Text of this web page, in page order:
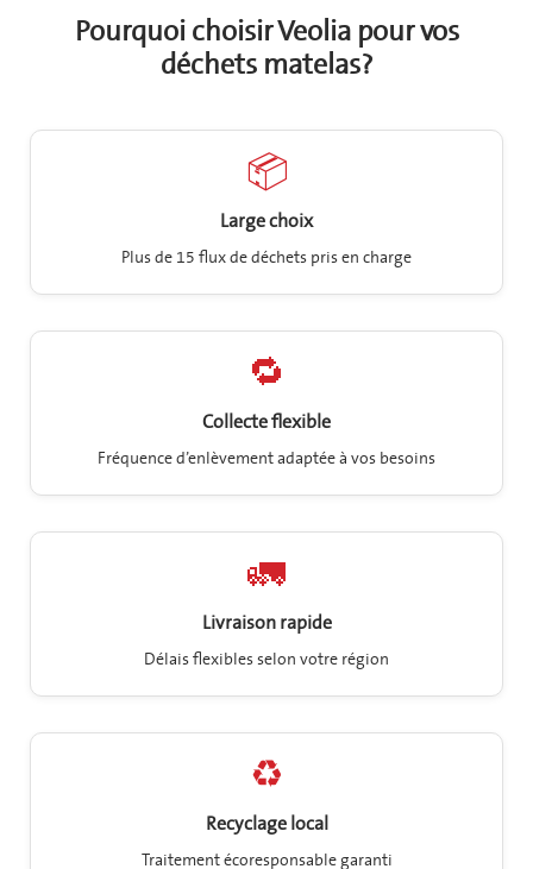
Pourquoi choisir Veolia pour vos
déchets matelas?
📦
Large choix
Plus de 15 flux de déchets pris en charge
🔁
Collecte flexible
Fréquence d’enlèvement adaptée à vos besoins
🚛
Livraison rapide
Délais flexibles selon votre région
♻️
Recyclage local
Traitement écoresponsable garanti